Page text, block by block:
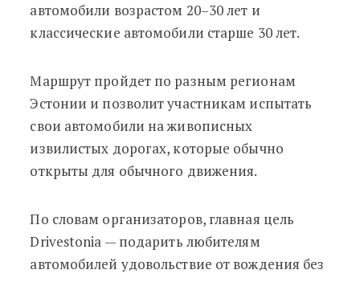
автомобили возрастом 20–30 лет и
классические автомобили старше 30 лет.
Маршрут пройдет по разным регионам
Эстонии и позволит участникам испытать
свои автомобили на живописных
извилистых дорогах, которые обычно
открыты для обычного движения.
По словам организаторов, главная цель
Drivestonia — подарить любителям
автомобилей удовольствие от вождения без